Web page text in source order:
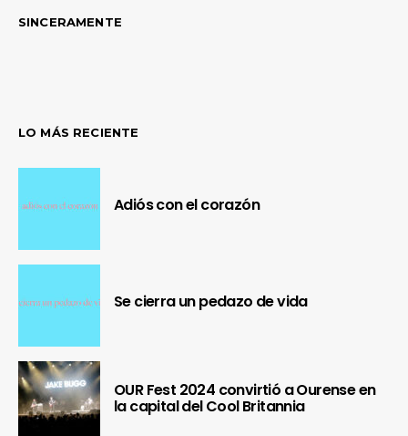
SINCERAMENTE
LO MÁS RECIENTE
Adiós con el corazón
Se cierra un pedazo de vida
OUR Fest 2024 convirtió a Ourense en
la capital del Cool Britannia